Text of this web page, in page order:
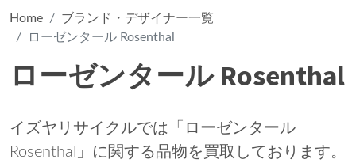
Home
ブランド・デザイナー一覧
ローゼンタール Rosenthal
ローゼンタール Rosenthal
イズヤリサイクルでは「ローゼンタール
Rosenthal」に関する品物を買取しております。